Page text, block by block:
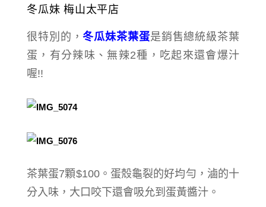
冬瓜妹 梅山太平店
很特別的，冬瓜妹茶葉蛋是銷售總統級茶葉
蛋，有分辣味、無辣2種，吃起來還會爆汁
喔!!
茶葉蛋7顆$100。 蛋殼龜裂的好均勻，滷的十
分入味，大口咬下還會吸允到蛋黃醬汁。